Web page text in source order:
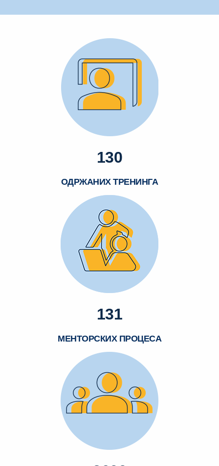
130
ОДРЖАНИХ ТРЕНИНГА
131
МЕНТОРСКИХ ПРОЦЕСА